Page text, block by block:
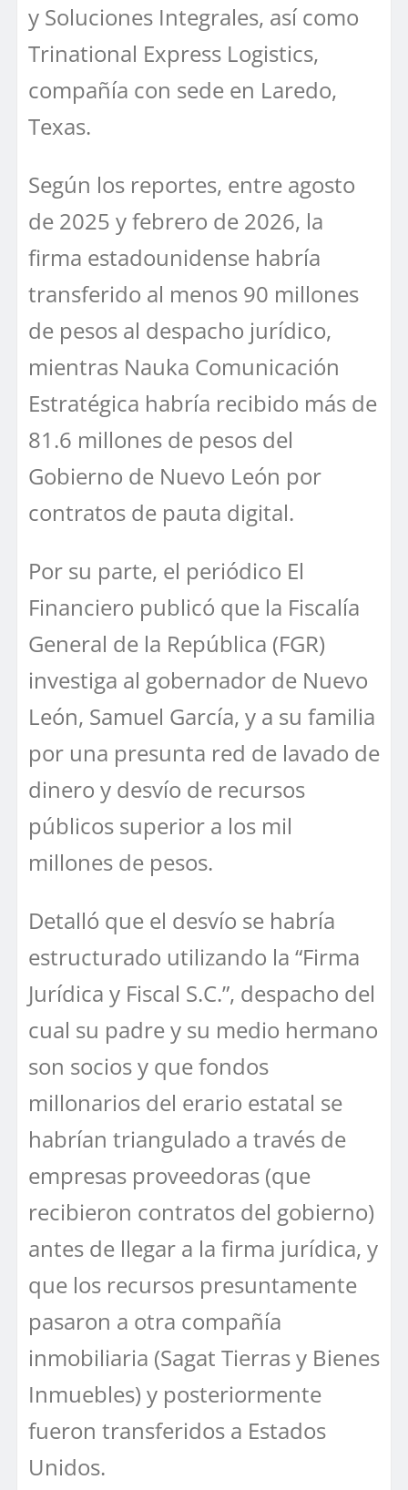
y Soluciones Integrales, así como
Trinational Express Logistics,
compañía con sede en Laredo,
Texas.
Según los reportes, entre agosto
de 2025 y febrero de 2026, la
firma estadounidense habría
transferido al menos 90 millones
de pesos al despacho jurídico,
mientras Nauka Comunicación
Estratégica habría recibido más de
81.6 millones de pesos del
Gobierno de Nuevo León por
contratos de pauta digital.
Por su parte, el periódico El
Financiero publicó que la Fiscalía
General de la República (FGR)
investiga al gobernador de Nuevo
León, Samuel García, y a su familia
por una presunta red de lavado de
dinero y desvío de recursos
públicos superior a los mil
millones de pesos.
Detalló que el desvío se habría
estructurado utilizando la “Firma
Jurídica y Fiscal S.C.”, despacho del
cual su padre y su medio hermano
son socios y que fondos
millonarios del erario estatal se
habrían triangulado a través de
empresas proveedoras (que
recibieron contratos del gobierno)
antes de llegar a la firma jurídica, y
que los recursos presuntamente
pasaron a otra compañía
inmobiliaria (Sagat Tierras y Bienes
Inmuebles) y posteriormente
fueron transferidos a Estados
Unidos.